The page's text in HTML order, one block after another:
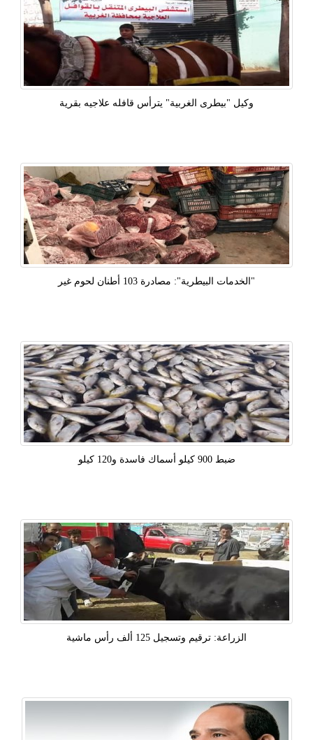
وكيل "بيطرى الغربية" يترأس قافله علاجيه بقرية
"الخدمات البيطرية": مصادرة 103 أطنان لحوم غير
ضبط 900 كيلو أسماك فاسدة و120 كيلو
الزراعة: ترقيم وتسجيل 125 ألف رأس ماشية